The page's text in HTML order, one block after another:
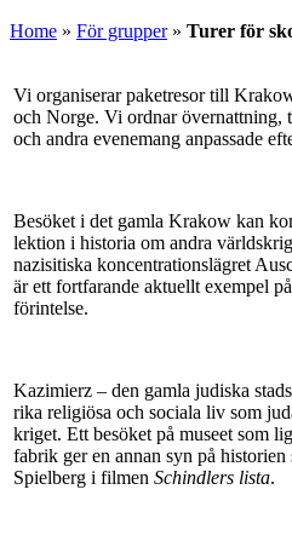
Home » För grupper» Turer för
Vi organiserar paketresor till
och Norge. Vi ordnar övernattning,
och andra evenemang anpassade
Besöket i det gamla Krakow kan
lektion i historia om andra
nazisitiska koncentrationslägret
är ett fortfarande aktuellt exempel
förintelse.
Kazimierz – den gamla judiska
rika religiösa och sociala liv som
kriget. Ett besöket på museet som
fabrik ger en annan syn på historien
Spielberg i filmen Schindlers lista.